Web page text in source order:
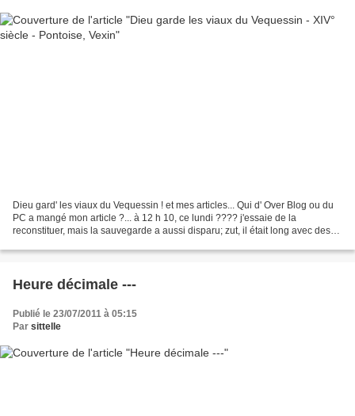
Dieu gard' les viaux du Vequessin ! et mes articles... Qui d' Over Blog ou du
PC a mangé mon article ?... à 12 h 10, ce lundi ???? j'essaie de la
reconstituer, mais la sauvegarde a aussi disparu; zut, il était long avec des
Heure décimale ---
Publié le 23/07/2011 à 05:15
Par sittelle